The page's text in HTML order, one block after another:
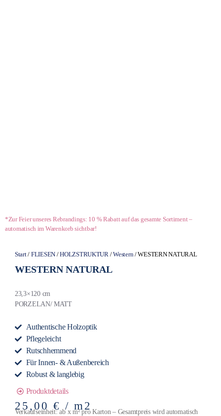
*Zur Feier unseres Rebrandings: 10 % Rabatt auf das gesamte Sortiment –
automatisch im Warenkorb sichtbar!
Start/ FLIESEN/HOLZSTRUKTUR/Western/ WESTERN NATURAL
WESTERN NATURAL
23,3×120 cm
PORZELAN/ MATT
Authentische Holzoptik
Pflegeleicht
Rutschhemmend
Für Innen- & Außenbereich
Robust & langlebig
Produktdetails
25,00€ / m2
Verkaufseinheit: ab x m² pro Karton – Gesamtpreis wird automatisch